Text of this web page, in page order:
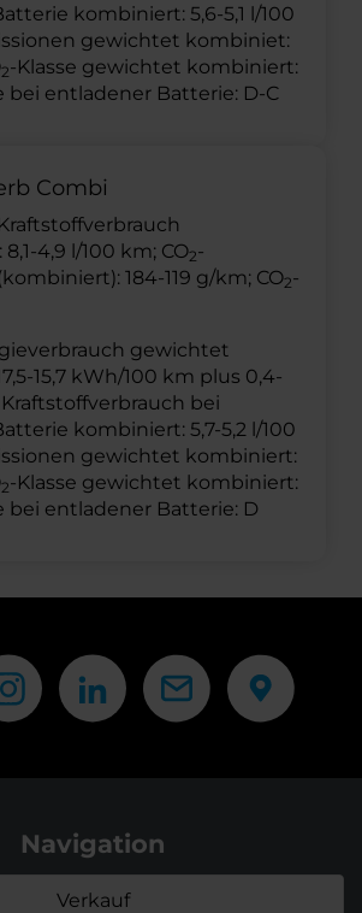
kombiniert: 5,6-5,1 l/100
gewichtet kombiniet:
2-Klasse gewichtet kombiniert:
bei entladener Batterie: D-C
Combi
4,9 l/100 km; CO2-
184-119 g/km; CO2-
gewichtet
15,7 kWh/100 km plus 0,4-
bei
kombiniert: 5,7-5,2 l/100
gewichtet kombiniert:
2-Klasse gewichtet kombiniert:
bei entladener Batterie: D
Navigation
Verkauf